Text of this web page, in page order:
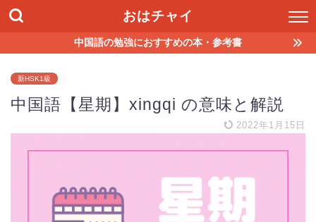
おはチャイ
中国語の勉強におすすめの本・参考書
新HSK1級
中国語【星期】xingqi の意味と解説
2022年1月15日